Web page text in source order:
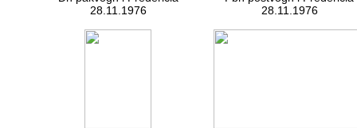
28.11.1976
28.11.1976